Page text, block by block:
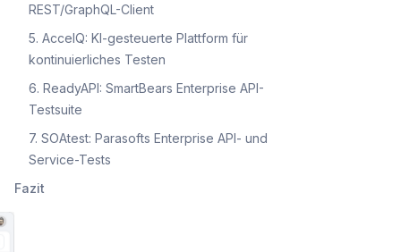
REST/GraphQL-Client
5. AccelQ: KI-gesteuerte Plattform für
kontinuierliches Testen
6. ReadyAPI: SmartBears Enterprise API-
Testsuite
7. SOAtest: Parasofts Enterprise API- und
Service-Tests
Fazit